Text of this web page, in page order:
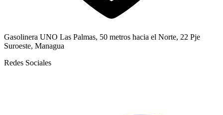
Gasolinera UNO Las Palmas, 50 metros hacia el Norte, 22 Pje
Suroeste, Managua
Redes Sociales